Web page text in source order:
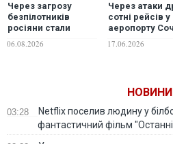
Через загрозу
безпілотників
росіяни стали
рідше літати між
Москвою та
06.08.2026
Через атаки
сотні рейсів у
аеропорту
затримуються
понад 40 годин
17.06.2026
НОВИНИ
03:28
Netflix поселив людину у
фантастичний фільм